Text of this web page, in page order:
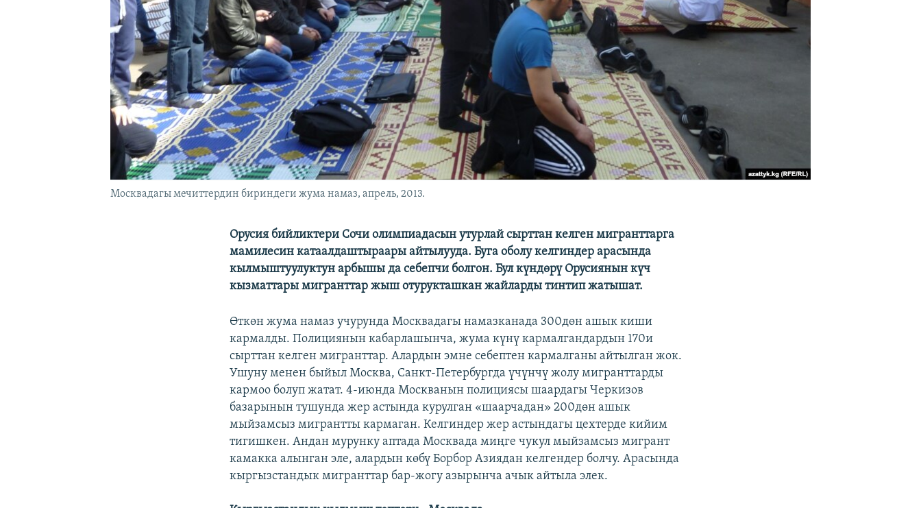
Москвадагы мечиттердин бириндеги жума намаз, апрель, 2013.
Орусия бийликтери Сочи олимпиадасын утурлай сырттан келген мигранттарга
мамилесин катаалдаштыраары айтылууда. Буга оболу келгиндер арасында
кылмыштуулуктун арбышы да себепчи болгон. Бул күндөрү Орусиянын күч
кызматтары мигранттар жыш отурукташкан жайларды тинтип жатышат.
Өткөн жума намаз учурунда Москвадагы намазканада 300дөн ашык киши
кармалды. Полициянын кабарлашынча, жума күнү кармалгандардын 170и
сырттан келген мигранттар. Алардын эмне себептен кармалганы айтылган жок.
Ушуну менен быйыл Москва, Санкт-Петербургда үчүнчү жолу мигранттарды
кармоо болуп жатат. 4-июнда Москванын полициясы шаардагы Черкизов
базарынын тушунда жер астында курулган «шаарчадан» 200дөн ашык
мыйзамсыз мигрантты кармаган. Келгиндер жер астындагы цехтерде кийим
тигишкен. Андан мурунку аптада Москвада миңге чукул мыйзамсыз мигрант
камакка алынган эле, алардын көбү Борбор Азиядан келгендер болчу. Арасында
кыргызстандык мигранттар бар-жогу азырынча ачык айтыла элек.